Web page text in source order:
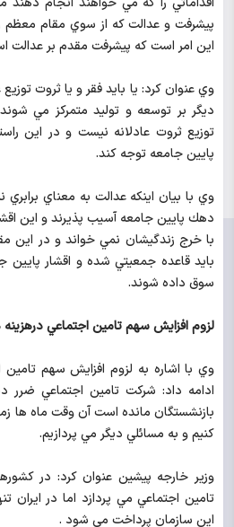
پيشرفت و عدالت كه از سوي مقام معظم
اين امر است كه پيشرفت مقدم بر عدالت
وي عنوان كرد: يا بايد فقر و يا ثروت
ديگر بر توسعه و توليد متمركز مي
توزيع ثروت عادلانه نيست و در اين
پايين جامعه توجه كند.
دهك پايين جامعه آسيب پذيرند و اين
با خرج زندگيشان نمي خواند و در اين
بايد قاعده جمعيتي شده و اقشار
سوق داده شوند.
لزوم افزايش سهم تامين اجتماعي
وي با اشاره به لزوم افزايش سهم
ادامه داد: شركت تامين اجتماعي
بازنشستگان مانده است آن وقت ماه ها
كنيم و به مسائلي ديگر مي پردازيم.
وزير خارجه پيشين عنوان كرد: در
اين سازمان پرداخت مي شود .